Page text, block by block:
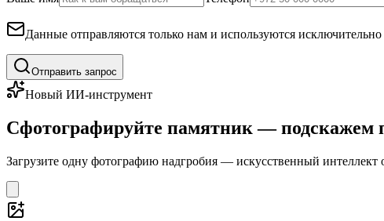
Данные отправляются только нам и используются исключительно
Отправить запрос
Новый ИИ-инструмент
Сфотографируйте памятник — подскажем
Загрузите одну фотографию надгробия — искусственный интеллект